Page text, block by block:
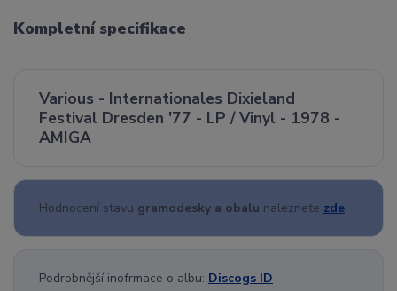
Kompletní specifikace
Various - Internationales Dixieland
Festival Dresden '77 - LP / Vinyl - 1978 -
AMIGA
Hodnocení stavu gramodesky a obalu naleznete zde
Podrobnější inofrmace o albu: Discogs ID